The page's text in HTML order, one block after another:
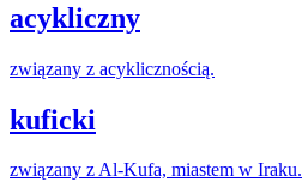
acykliczny
związany z acyklicznością.
kuficki
związany zAl-Kufa, miastem w Iraku.